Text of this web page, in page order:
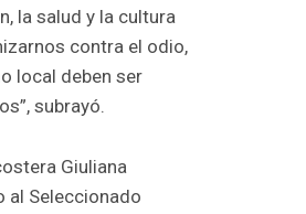
la salud y la cultura
contra el odio,
local deben ser
subrayó.
Giuliana
al Seleccionado